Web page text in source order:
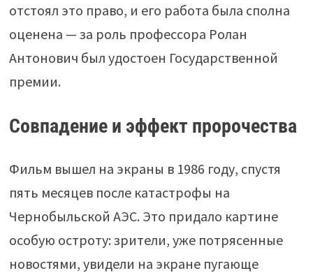
отстоял это право, и его работа была сполна
оценена — за роль профессора Ролан
Антонович был удостоен Государственной
премии.
Совпадение и эффект пророчества
Фильм вышел на экраны в 1986 году, спустя
пять месяцев после катастрофы на
Чернобыльской АЭС. Это придало картине
особую остроту: зрители, уже потрясенные
новостями, увидели на экране пугающе